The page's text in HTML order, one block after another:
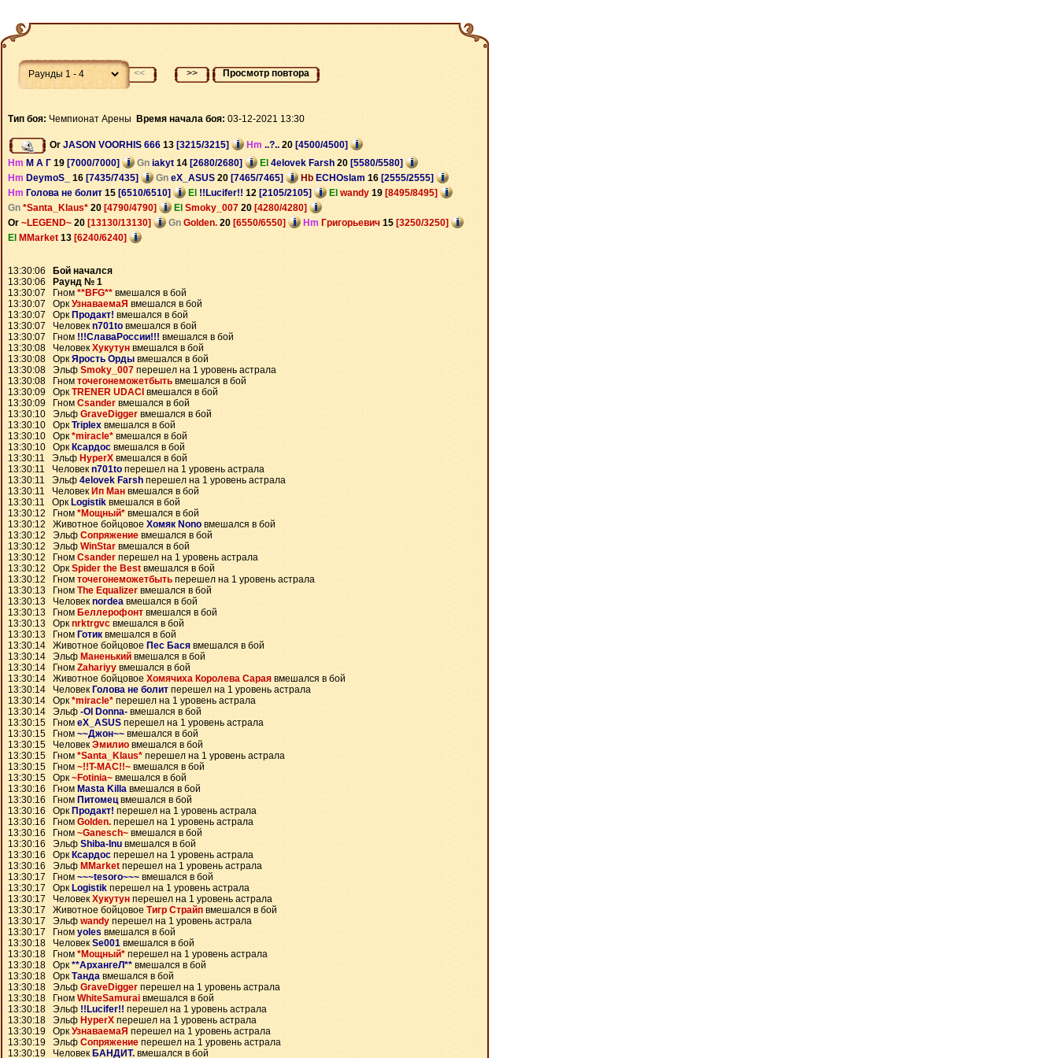
<< >> Просмотр повтора
Тип боя: Чемпионат Арены Время начала боя: 03-12-2021 13:30
Or JASON VOORHIS 666 13 [3215/3215] Hm ..?.. 20 [4500/4500]
Hm М А Г 19 [7000/7000] Gn iakyt 14 [2680/2680] El 4elovek Farsh 20 [5580/5580]
Hm DeymoS_ 16 [7435/7435] Gn eX_ASUS 20 [7465/7465] Hb ECHOslam 16 [2555/2555]
Hm Голова не болит 15 [6510/6510] El !!Lucifer!! 12 [2105/2105] El wandy 19 [8495/8495]
Gn *Santa_Klaus* 20 [4790/4790] El Smoky_007 20 [4280/4280]
Or ~LEGEND~ 20 [13130/13130] Gn Golden. 20 [6550/6550] Hm Григорьевич 15 [3250/3250]
El MMarket 13 [6240/6240]
13:30:06
Бой начался
13:30:06
Раунд № 1
13:30:07 Гном **BFG** вмешался в бой
13:30:07 ОркУзнаваемаЯ вмешался в бой
13:30:07 Орк Продакт! вмешался в бой
13:30:07 Человекn701to вмешался в бой
13:30:07 Гном !!!СлаваРоссии!!! вмешался в бой
13:30:08 ЧеловекХукутун вмешался в бой
13:30:08 Орк Ярость Орды вмешался в бой
13:30:08 Эльф Smoky_007 перешел на 1 уровень астрала
13:30:08 Гном точегонеможетбыть вмешался в бой
13:30:09 ОркTRENER UDACI вмешался в бой
13:30:09 Гном Csander вмешался в бой
13:30:10 Эльф GraveDigger вмешался в бой
13:30:10 ОркTriplex вмешался в бой
13:30:10 Орк*miracle* вмешался в бой
13:30:10 Орк Ксардос вмешался в бой
13:30:11 Эльф HyperX вмешался в бой
13:30:11 Человекn701to перешел на 1 уровень астрала
13:30:11 Эльф 4elovek Farsh перешел на 1 уровень астрала
13:30:11 Человек Ип Ман вмешался в бой
13:30:11 Орк Logistik вмешался в бой
13:30:12 Гном *Мощный* вмешался в бой
13:30:12 Животное бойцовое Хомяк Nono вмешался в бой
13:30:12 Эльф Сопряжение вмешался в бой
13:30:12 Эльф WinStar вмешался в бой
13:30:12 Гном Csander перешел на 1 уровень астрала
13:30:12 ОркSpider the Best вмешался в бой
13:30:12 Гном точегонеможетбыть перешел на 1 уровень астрала
13:30:13 Гном The Equalizer вмешался в бой
13:30:13 Человек nordea вмешался в бой
13:30:13 Гном Беллерофонт вмешался в бой
13:30:13 Орк nrktrgvc вмешался в бой
13:30:13 Гном Готик вмешался в бой
13:30:14 Животное бойцовое Пес Бася вмешался в бой
13:30:14 Эльф Маненький вмешался в бой
13:30:14 Гном Zahariyy вмешался в бой
13:30:14 Животное бойцовое Хомячиха Королева Сарая вмешался в бой
13:30:14 Человек Голова не болит перешел на 1 уровень астрала
13:30:14 Орк*miracle* перешел на 1 уровень астрала
13:30:14 Эльф -Ol Donna- вмешался в бой
13:30:15 Гном eX_ASUS перешел на 1 уровень астрала
13:30:15 Гном ~~Джон~~ вмешался в бой
13:30:15 ЧеловекЭмилио вмешался в бой
13:30:15 Гном *Santa_Klaus* перешел на 1 уровень астрала
13:30:15 Гном ~!!T-MAC!!~ вмешался в бой
13:30:15 Орк~Fotinia~ вмешался в бой
13:30:16 Гном Masta Killa вмешался в бой
13:30:16 Гном Питомецвмешался в бой
13:30:16 Орк Продакт! перешел на 1 уровень астрала
13:30:16 Гном Golden. перешел на 1 уровень астрала
13:30:16 Гном ~Ganesch~ вмешался в бой
13:30:16 Эльф Shiba-Inu вмешался в бой
13:30:16 Орк Ксардос перешел на 1 уровень астрала
13:30:16 Эльф MMarket перешел на 1 уровень астрала
13:30:17 Гном ~~~tesoro~~~ вмешался в бой
13:30:17 Орк Logistik перешел на 1 уровень астрала
13:30:17 ЧеловекХукутун перешел на 1 уровень астрала
13:30:17 Животное бойцовое Тигр Страйп вмешался в бой
13:30:17 Эльф wandy перешел на 1 уровень астрала
13:30:17 Гном yoles вмешался в бой
13:30:18 ЧеловекSe001 вмешался в бой
13:30:18 Гном *Мощный* перешел на 1 уровень астрала
13:30:18 Орк**АрхангеЛ** вмешался в бой
13:30:18 Орк Танда вмешался в бой
13:30:18 Эльф GraveDigger перешел на 1 уровень астрала
13:30:18 Гном WhiteSamurai вмешался в бой
13:30:18 Эльф !!Lucifer!! перешел на 1 уровень астрала
13:30:18 Эльф HyperX перешел на 1 уровень астрала
13:30:19 ОркУзнаваемаЯ перешел на 1 уровень астрала
13:30:19 Эльф Сопряжение перешел на 1 уровень астрала
13:30:19 Человек БАНДИТ. вмешался в бой